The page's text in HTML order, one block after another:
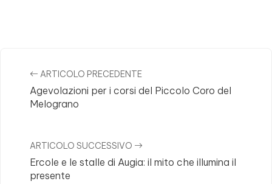
ARTICOLO PRECEDENTE
Agevolazioni per i corsi del Piccolo Coro del
Melograno
ARTICOLO SUCCESSIVO
Ercole e le stalle di Augia: il mito che illumina il
presente